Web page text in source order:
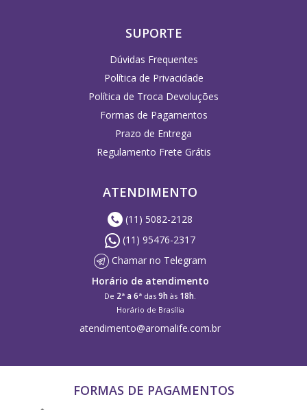
SUPORTE
Dúvidas Frequentes
Política de Privacidade
Política de Troca Devoluções
Formas de Pagamentos
Prazo de Entrega
Regulamento Frete Grátis
ATENDIMENTO
(11) 5082-2128
(11) 95476-2317
Chamar no Telegram
Horário de atendimento
De 2ª a 6ª das 9h às 18h
Horário de Brasília
atendimento@aromalife.com.br
FORMAS DE PAGAMENTOS